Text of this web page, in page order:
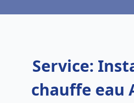
Service:
chauffe eau